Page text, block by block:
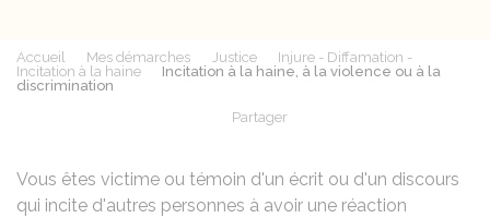
Accueil Mes démarches Justice
Injure - Diffamation -
Incitation à la haine
Incitation à la haine, à la violence ou à la
discrimination
Partager
Vous êtes victime ou témoin d'un écrit ou d'un discours
qui incite d'autres personnes à avoir une réaction